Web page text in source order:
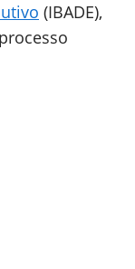
(IBADE),